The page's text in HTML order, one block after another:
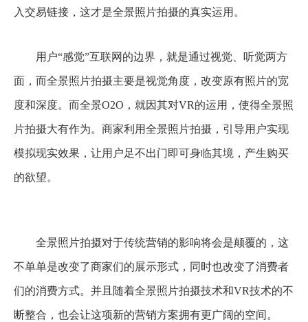
入交易链接，这才是全景照片拍摄的真实运用。
用户“感觉”互联网的边界，就是通过视觉、听觉两方
面，而全景照片拍摄主要是视觉角度，改变原有照片的宽
度和深度。而全景O2O，就因其对VR的运用，使得全景照
片拍摄大有作为。商家利用全景照片拍摄，引导用户实现
模拟现实效果，让用户足不出门即可身临其境，产生购买
的欲望。
全景照片拍摄对于传统营销的影响将会是颠覆的，这
不单单是改变了商家们的展示形式，同时也改变了消费者
们的消费方式。并且随着全景照片拍摄技术和VR技术的不
断整合，也会让这项新的营销方案拥有更广阔的空间。